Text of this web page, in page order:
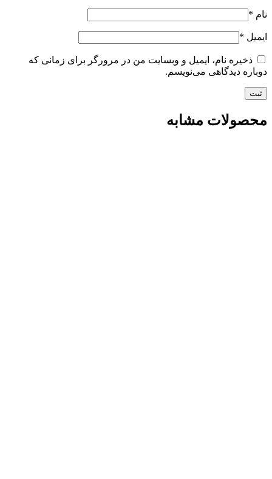
نام *
ایمیل *
ذخیره نام، ایمیل و وبسایت من در مرورگر برای زمانی که
دوباره دیدگاهی می‌نویسم.
محصولات مشابه